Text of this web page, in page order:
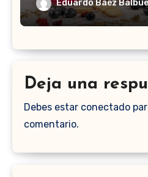
Eduardo Baez
Deja una
Debes estar conectado
comentario.